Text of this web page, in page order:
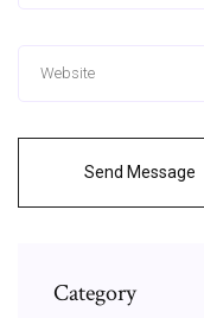
Send Message
Category